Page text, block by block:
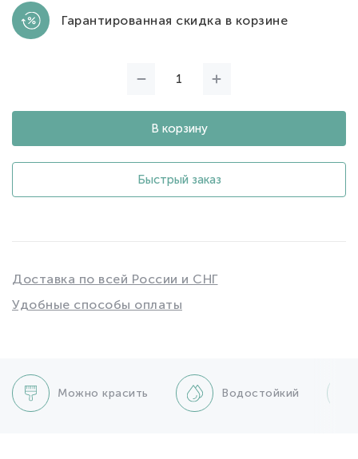
Гарантированная скидка в корзине
В корзину
Быстрый заказ
Доставка по всей России и СНГ
Удобные способы оплаты
Можно красить Водостойкий